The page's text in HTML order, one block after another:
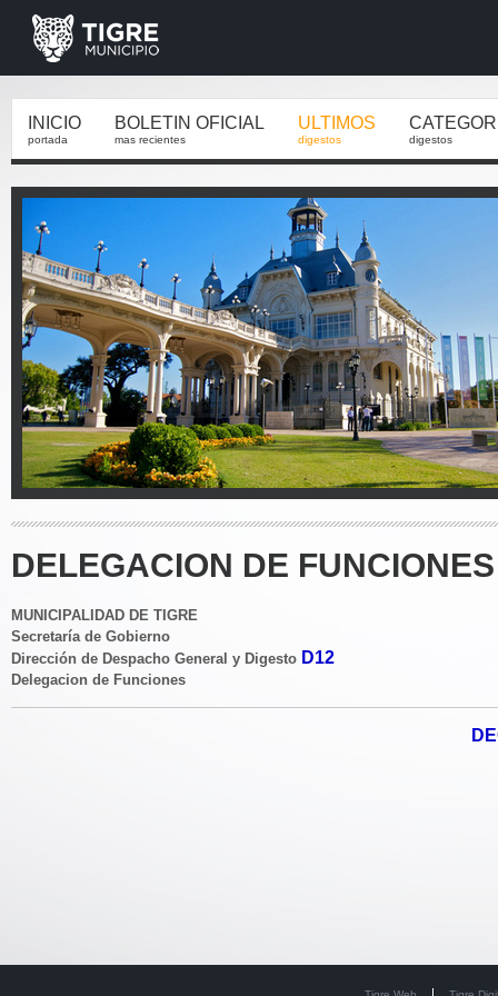
INICIO
portada
BOLETIN OFICIAL
mas recientes
ULTIMOS
digestos digestos
DELEGACION DE
MUNICIPALIDAD DE TIGRE
Secretaría de Gobierno
Dirección de Despacho General y Digesto D12
Delegacion de Funciones